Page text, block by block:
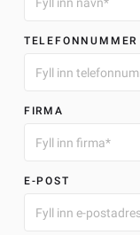
TELEFONNUMMER
FIRMA
E-POST